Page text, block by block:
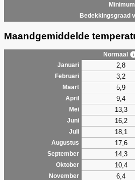
Bedekkingsgraad
Maandgemiddelde
Normaal
Januari
2,8
Februari 3,2
Maart 5,9
April 9,4
Mei 13,3
Juni 16,2
Juli 18,1
Augustus 17,6
September 14,3
Oktober 10,4
November 6,4